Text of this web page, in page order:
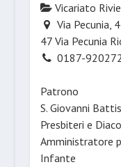
Vicariato
Via Pecunia,
47 Via Pecunia
0187-
Patrono
S. Giovanni
Presbiteri e
Amministratore
Infante